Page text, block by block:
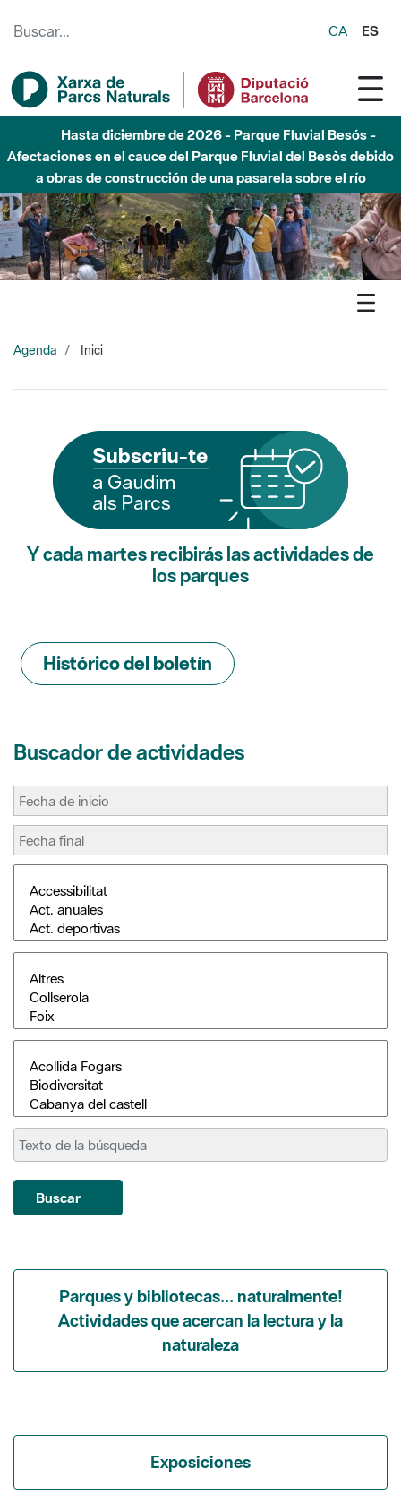
CA ES
Hasta diciembre de 2026 - Parque Fluvial Besós -
Afectaciones en el cauce del Parque Fluvial del Besòs debido
a obras de construcción de una pasarela sobre el río
Agenda Inici
Y cada martes recibirás las actividades de
los parques
Histórico del boletín
Buscador de actividades
Buscar
Parques y bibliotecas... naturalmente!
Actividades que acercan la lectura y la
naturaleza
Exposiciones